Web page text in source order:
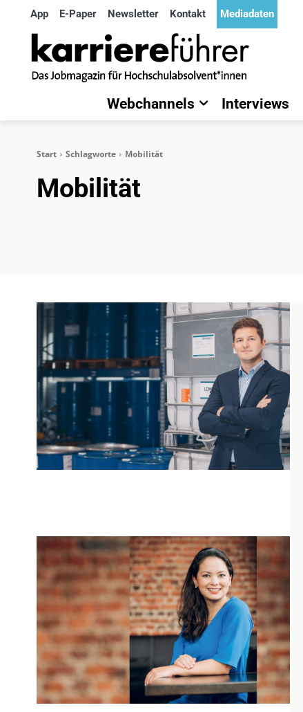
App E-Paper Newsletter Kontakt Mediadaten
Webchannels Interviews
Start Schlagworte Mobilität
Mobilität